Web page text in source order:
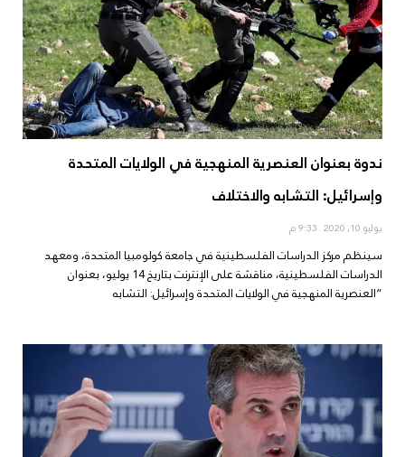
ندوة بعنوان العنصرية المنهجية في الولايات المتحدة
وإسرائيل: التشابه والاختلاف
يوليو 10, 2020
سينظم مركز الدراسات الفلسطينية في جامعة كولومبيا المتحدة، ومعهد
الدراسات الفلسطينية، مناقشة على الإنترنت بتاريخ 14 يوليو، بعنوان
“العنصرية المنهجية في الولايات المتحدة وإسرائيل: التشابه